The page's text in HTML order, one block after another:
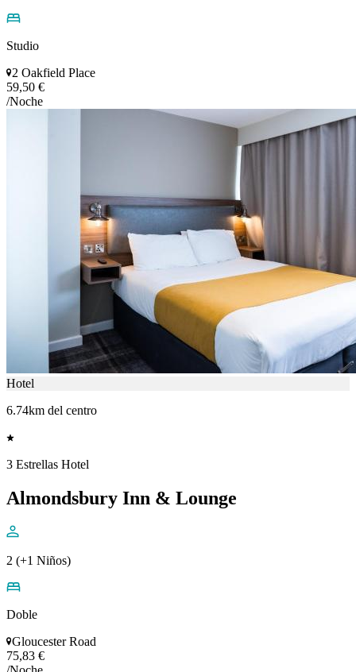
Studio
2 Oakfield Place
59,50 €
/Noche
Hotel
6.74km del centro
3 Estrellas Hotel
Almondsbury Inn & Lounge
2 (+1 Niños)
Doble
Gloucester Road
75,83 €